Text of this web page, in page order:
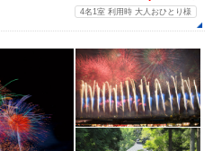
4名1室 利用時 大人おひとり様